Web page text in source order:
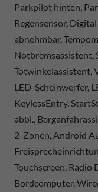
Parkpilot hinten,
Regensensor,
abnehmbar,
Notbremsassistent,
Totwinkelassistent,
LED-Scheinwerfer,
KeylessEntry,
abbl.,
2-Zonen, Android
Touchscreen,
Bordcomputer,